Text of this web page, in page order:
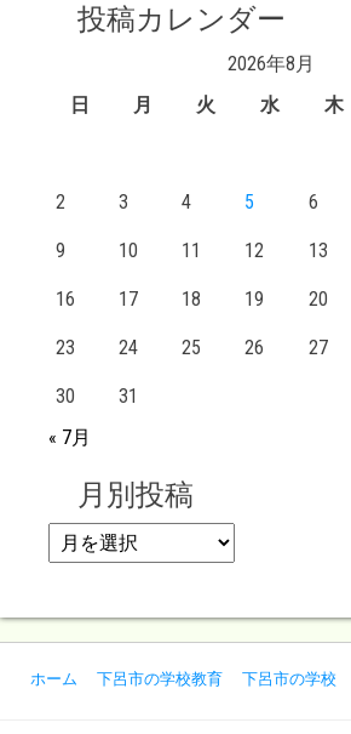
投稿カレンダー
2026年8月
日
月 火 水 木
2 3 4 5 6
9 10 11 12 13
16 17 18 19 20
23 24 25 26 27
30
31
« 7月
月別投稿
月別投稿
ホーム 下呂市の学校教育 下呂市の学校